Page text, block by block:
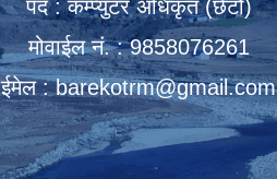
पद : कम्प्युटर अधिकृत (छैटौं)
मोवाईल नं. : 9858076261
ईमेल :barekotrm@gmail.com